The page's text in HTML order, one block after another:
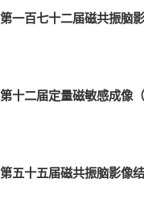
第一百七十二届磁共振脑
第十二届定量磁敏感成像
第五十五届磁共振脑影像